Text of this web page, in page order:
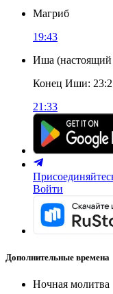
Магриб
19:43
Иша (
Конец Иши:
21:33
Войти
Дополнительные времена
Ночная молитва